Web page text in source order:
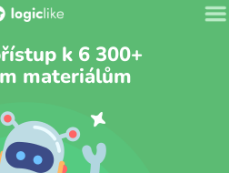
k 6 300+
materiálům